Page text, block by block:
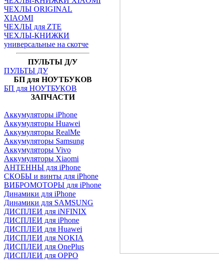
ЧЕХЛЫ ORIGINAL
XIAOMI
ЧЕХЛЫ для ZTE
ЧЕХЛЫ-КНИЖКИ
универсальные на скотче
ПУЛЬТЫ Д/У
ПУЛЬТЫ ДУ
БП для НОУТБУКОВ
БП для НОУТБУКОВ
ЗАПЧАСТИ
Аккумуляторы iPhone
Аккумуляторы Huawei
Аккумуляторы RealMe
Аккумуляторы Samsung
Аккумуляторы Vivo
Аккумуляторы Xiaomi
АНТЕННЫ для iPhone
СКОБЫ и винты для iPhone
ВИБРОМОТОРЫ для iPhone
Динамики для iPhone
Динамики для SAMSUNG
ДИСПЛЕИ для iNFINIX
ДИСПЛЕИ для iPhone
ДИСПЛЕИ для Huawei
ДИСПЛЕИ для NOKIA
ДИСПЛЕИ для OnePlus
ДИСПЛЕИ для OPPO